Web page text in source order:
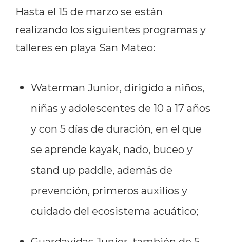
Hasta el 15 de marzo se están
realizando los siguientes programas y
talleres en playa San Mateo:
Waterman Junior, dirigido a niños,
niñas y adolescentes de 10 a 17 años
y con 5 días de duración, en el que
se aprende kayak, nado, buceo y
stand up paddle, además de
prevención, primeros auxilios y
cuidado del ecosistema acuático;